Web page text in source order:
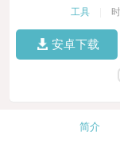
工具
安卓下载
简介